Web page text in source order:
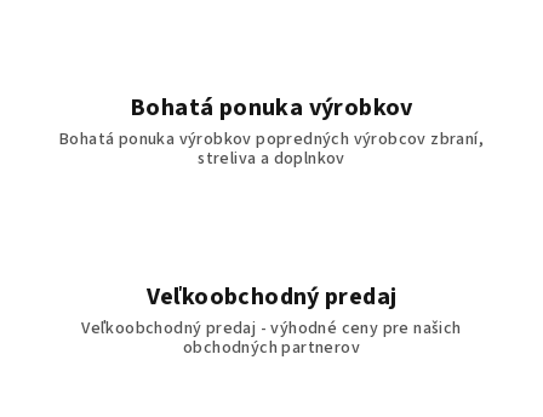
Bohatá ponuka výrobkov
Bohatá ponuka výrobkov popredných výrobcov zbraní,
streliva a doplnkov
Veľkoobchodný predaj
Veľkoobchodný predaj - výhodné ceny pre našich
obchodných partnerov